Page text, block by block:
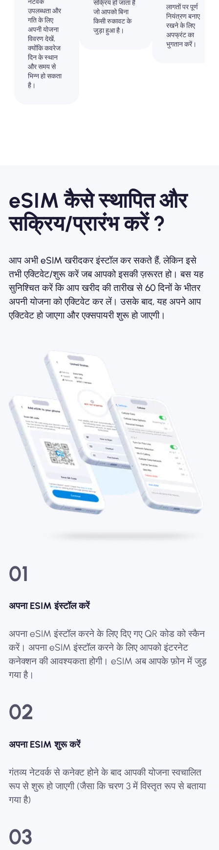
उपलब्धता और
गति के लिए
अपनी योजना
विवरण देखें,
क्योंकि कवरेज
दिन के स्थान
और समय से
भिन्न हो सकता
है।
सक्रिय हो जाता है
जो आपको बिना
किसी रुकावट के
जुड़ा हुआ है।
लागतों पर पूर्ण
नियंत्रण बनाए
रखने के लिए
अपफ्रंट का
भुगतान करें।
eSIM कैसे स्थापित और
सक्रिय/प्रारंभ करें ?
आप अभी eSIM खरीदकर इंस्टॉल कर सकते हैं, लेकिन इसे
तभी एक्टिवेट/शुरू करें जब आपको इसकी ज़रूरत हो। बस यह
सुनिश्चित करें कि आप खरीद की तारीख से 60 दिनों के भीतर
अपनी योजना को एक्टिवेट कर लें। उसके बाद, यह अपने आप
एक्टिवेट हो जाएगा और एक्सपायरी शुरू हो जाएगी।
01
अपना ESIM इंस्टॉल करें
अपना eSIM इंस्टॉल करने के लिए दिए गए QR कोड को स्कैन
करें। अपना eSIM इंस्टॉल करने के लिए आपको इंटरनेट
कनेक्शन की आवश्यकता होगी। eSIM अब आपके फ़ोन में जुड़
गया है।
02
अपना ESIM शुरू करें
गंतव्य नेटवर्क से कनेक्ट होने के बाद आपकी योजना स्वचालित
रूप से शुरू हो जाएगी (जैसा कि चरण 3 में विस्तृत रूप से बताया
गया है)
03